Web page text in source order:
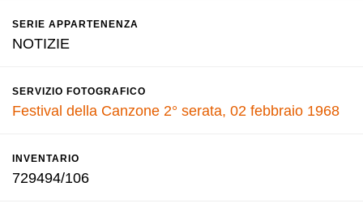
SERIE APPARTENENZA
NOTIZIE
SERVIZIO FOTOGRAFICO
Festival della Canzone 2° serata, 02 febbraio 1968
INVENTARIO
729494/106